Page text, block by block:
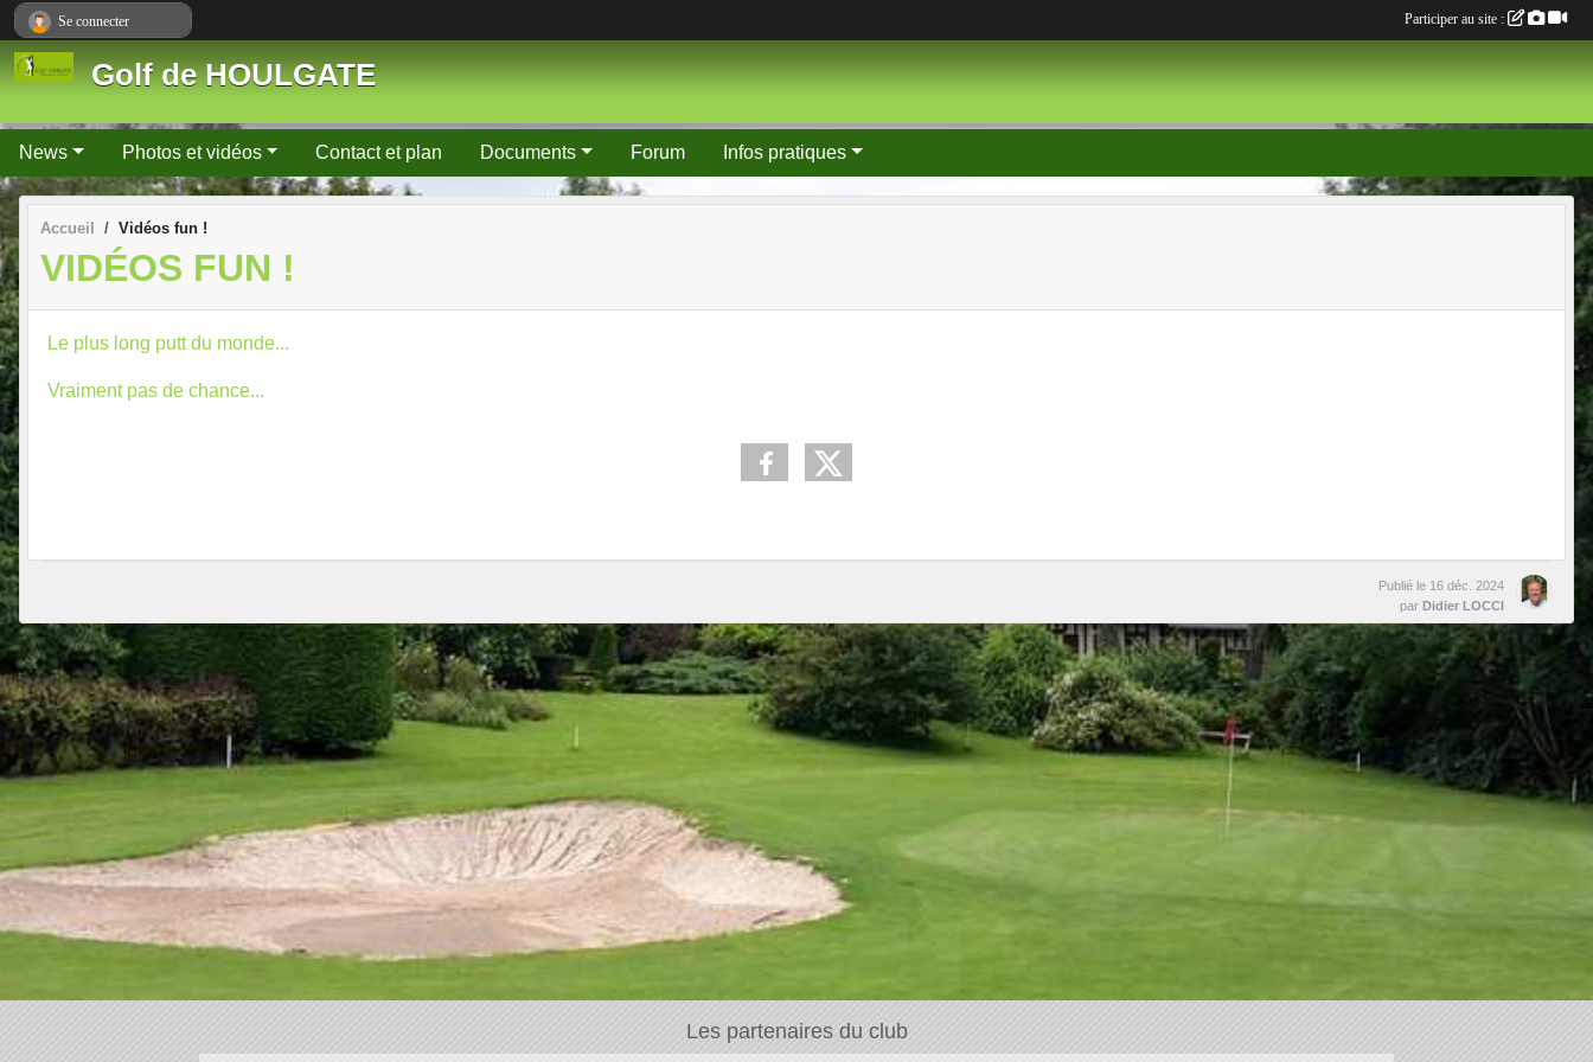
Golf de HOULGATE
News Photos et vidéos Contact et plan Documents Forum Infos pratiques
Accueil Vidéos fun !
VIDÉOS FUN !
Le plus long putt du monde...
Vraiment pas de chance...
Publié le 16 déc. 2024
par Didier LOCCI
Les partenaires du club
Se connecter Participer au site :
Panneau de gestion des cookies